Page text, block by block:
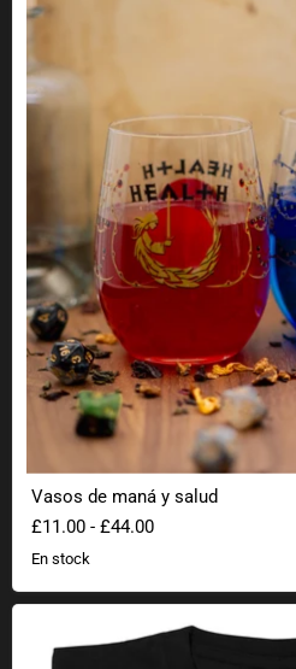
Vasos de maná y salud
£11.00 - £44.00
En stock
Lo que me mueve Camiseta